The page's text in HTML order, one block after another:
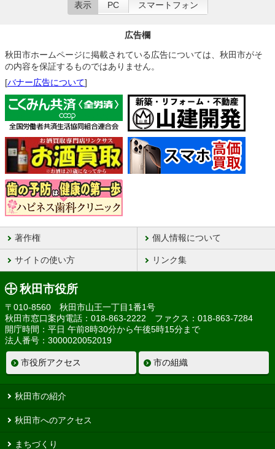
表示 PC スマートフォン
広告欄
秋田市ホームページに掲載されている広告については、秋田市がそ
の内容を保証するものではありません。
[バナー広告について]
著作権 個人情報について
サイトの使い方 リンク集
秋田市役所
〒010-8560 秋田市山王一丁目1番1号
秋田市窓口案内電話：018-863-2222 ファクス：018-863-7284
開庁時間：平日 午前8時30分から午後5時15分まで
法人番号：3000020052019
市役所アクセス 市の組織
秋田市の紹介
秋田市へのアクセス
まちづくり